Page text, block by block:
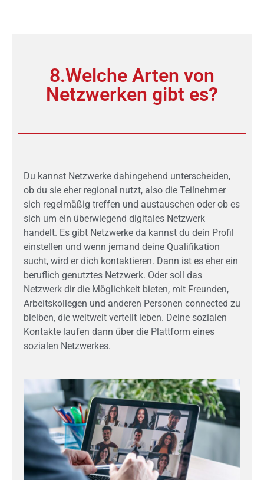
8.Welche Arten von
Netzwerken gibt es?
Du kannst Netzwerke dahingehend unterscheiden,
ob du sie eher regional nutzt, also die Teilnehmer
sich regelmäßig treffen und austauschen oder ob es
sich um ein überwiegend digitales Netzwerk
handelt. Es gibt Netzwerke da kannst du dein Profil
einstellen und wenn jemand deine Qualifikation
sucht, wird er dich kontaktieren. Dann ist es eher ein
beruflich genutztes Netzwerk. Oder soll das
Netzwerk dir die Möglichkeit bieten, mit Freunden,
Arbeitskollegen und anderen Personen connected zu
bleiben, die weltweit verteilt leben. Deine sozialen
Kontakte laufen dann über die Plattform eines
sozialen Netzwerkes.